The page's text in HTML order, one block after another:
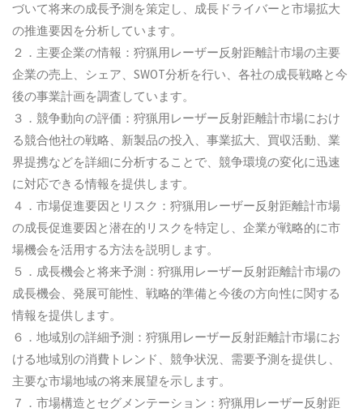
づいて将来の成長予測を策定し、成長ドライバーと市場拡大
の推進要因を分析しています。
２．主要企業の情報：狩猟用レーザー反射距離計市場の主要
企業の売上、シェア、SWOT分析を行い、各社の成長戦略と今
後の事業計画を調査しています。
３．競争動向の評価：狩猟用レーザー反射距離計市場におけ
る競合他社の戦略、新製品の投入、事業拡大、買収活動、業
界提携などを詳細に分析することで、競争環境の変化に迅速
に対応できる情報を提供します。
４．市場促進要因とリスク：狩猟用レーザー反射距離計市場
の成長促進要因と潜在的リスクを特定し、企業が戦略的に市
場機会を活用する方法を説明します。
５．成長機会と将来予測：狩猟用レーザー反射距離計市場の
成長機会、発展可能性、戦略的準備と今後の方向性に関する
情報を提供します。
６．地域別の詳細予測：狩猟用レーザー反射距離計市場にお
ける地域別の消費トレンド、競争状況、需要予測を提供し、
主要な市場地域の将来展望を示します。
７．市場構造とセグメンテーション：狩猟用レーザー反射距